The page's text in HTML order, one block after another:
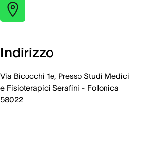
Indirizzo
Via Bicocchi 1e, Presso Studi Medici
e Fisioterapici Serafini - Follonica
58022